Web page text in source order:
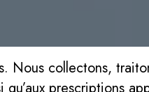
collectons,